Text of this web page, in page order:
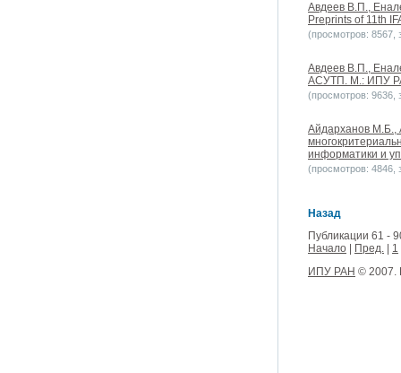
Авдеев В.П.,
Preprints of 11th
(просмотров: 8567,
Авдеев В.П.,
АСУТП. М.: ИПУ
(просмотров: 9636,
Айдарханов М.Б.,
информатики и
(просмотров: 4846,
Назад
Публикации 61 -
Начало
Пред.
1
ИПУ РАН © 2007.